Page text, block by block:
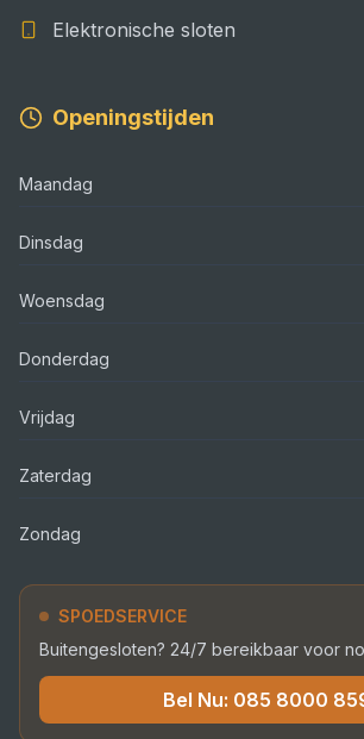
Elektronische sloten
Openingstijden
Maandag
Dinsdag
Woensdag
Donderdag
Vrijdag
Zaterdag
Zondag
SPOEDSERVICE
Buitengesloten? 24/7 bereikbaar voor
Bel Nu: 085 8000